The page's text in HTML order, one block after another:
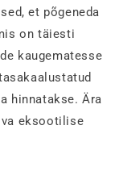
et põgeneda
on täiesti
kaugematesse
hinnatakse. Ära
eksootilise